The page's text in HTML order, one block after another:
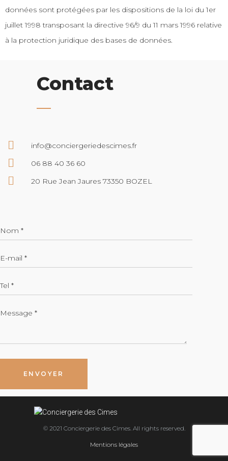
données sont protégées par les dispositions de la loi du 1er
juillet 1998 transposant la directive 96/9 du 11 mars 1996 relative
à la protection juridique des bases de données.
Contact
info@conciergeriedescimes.fr
06 88 40 36 60
20 Rue Jean Jaures 73350 BOZEL
© 2021 Conciergerie des Cimes. All rights reserved.
Mentions légales